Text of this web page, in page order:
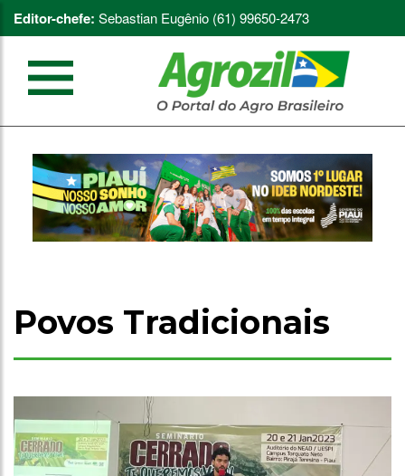
Editor-chefe: Sebastian Eugênio (61) 99650-2473
Povos Tradicionais